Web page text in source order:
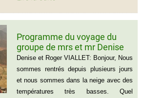
Programme du voyage du
groupe de mrs et mr Denise
et Roger VIALLET
Denise et Roger VIALLET: Bonjour, Nous
sommes rentrés depuis plusieurs jours
et nous sommes dans la neige avec des
températures très basses. Quel